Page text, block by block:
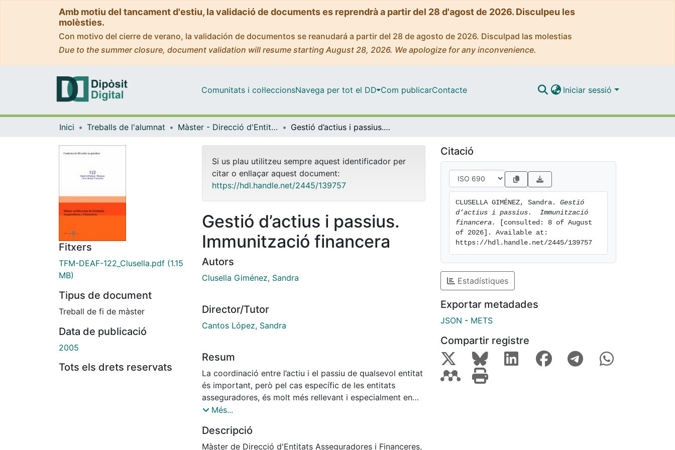
Amb motiu del tancament d'estiu, la validació de documents es reprendrà a partir del 28 d'agost de 2026. Disculpeu les
molèsties.
Con motivo del cierre de verano, la validación de documentos se reanudará a partir del 28 de agosto de 2026. Disculpad las molestias
Due to the summer closure, document validation will resume starting August 28, 2026. We apologize for any inconvenience.
Comunitats i col·leccionsNavega per tot el DD Com publicarContacte Iniciar sessió
Inici Treballs de l'alumnat Màster - Direcció d'Entitats Asseguradores i Financeres (DEAF) Gestió d’actius i passius. Immunització financera
Fitxers
TFM-DEAF-122_Clusella.pdf (1.15
MB)
Tipus de document
Treball de fi de màster
Data de publicació
2005
Tots els drets reservats
Si us plau utilitzeu sempre aquest identificador per
citar o enllaçar aquest document:
https://hdl.handle.net/2445/139757
Gestió d’actius i passius.
Immunització financera
Autors
Clusella Giménez, Sandra
Director/Tutor
Cantos López, Sandra
Resum
La coordinació entre l’actiu i el passiu de qualsevol entitat
és important, però pel cas específic de les entitats
asseguradores, és molt més rellevant i especialment en
aquelles entitats que es dediquen al negoci de vida.
vida, és que les provisions matemàtiques d’aquestes
entitats són de gran volum i poden arribar a tenir una
Més...
Descripció
Màster de Direcció d'Entitats Asseguradores i Financeres,
Citació
CLUSELLA GIMÉNEZ, Sandra. Gestió
d’actius i passius.  Immunització
financera.
[consulted: 8 of August
of 2026]. Available at:
https://hdl.handle.net/2445/139757
Estadístiques
Exportar metadades
JSON - METS
Compartir registre